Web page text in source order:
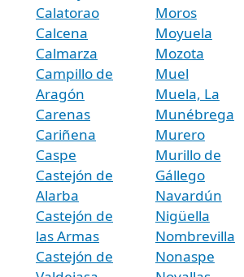
Calatorao
Calcena
Calmarza
Campillo de
Aragón
Carenas
Cariñena
Caspe
Castejón de
Alarba
Castejón de
las Armas
Castejón de
Moros
Moyuela
Mozota
Muel
Muela, La
Munébrega
Murero
Murillo de
Gállego
Navardún
Nigüella
Nombrevilla
Nonaspe